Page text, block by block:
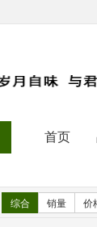
首页
综合 销量 价